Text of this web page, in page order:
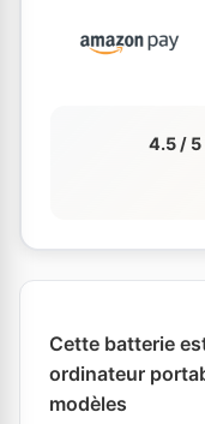
4.5 / 5
Cette batterie
ordinateur
modèles